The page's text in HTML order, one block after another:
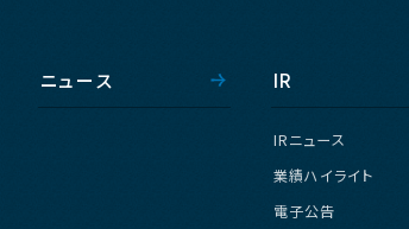
ニュー ス IR
IRニュ ース
業績ハ イライ ト
電子公告